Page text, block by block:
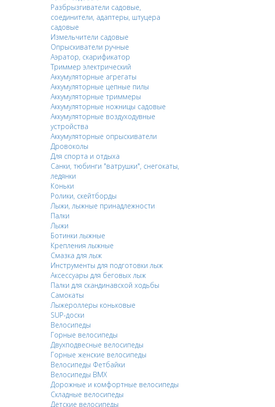
Разбрызгиватели садовые,
соединители, адаптеры, штуцера
садовые
Измельчители садовые
Опрыскиватели ручные
Аэратор, скарификатор
Триммер электрический
Аккумуляторные агрегаты
Аккумуляторные цепные пилы
Аккумуляторные триммеры
Аккумуляторные ножницы садовые
Аккумуляторные воздуходувные
устройства
Аккумуляторные опрыскиватели
Дровоколы
Для спорта и отдыха
Санки, тюбинги "ватрушки", снегокаты,
ледянки
Коньки
Ролики, скейтборды
Лыжи, лыжные принадлежности
Палки
Лыжи
Ботинки лыжные
Крепления лыжные
Смазка для лыж
Инструменты для подготовки лыж
Аксессуары для беговых лыж
Палки для скандинавской ходьбы
Самокаты
Лыжероллеры коньковые
SUP-доски
Велосипеды
Горные велосипеды
Двухподвесные велосипеды
Горные женские велосипеды
Велосипеды Фетбайки
Велосипеды BMX
Дорожные и комфортные велосипеды
Складные велосипеды
Детские велосипеды